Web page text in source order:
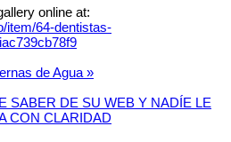
online at:
item/64-dentistas-
de Agua »
SABER DE SU WEB Y NADÍE LE
CON CLARIDAD